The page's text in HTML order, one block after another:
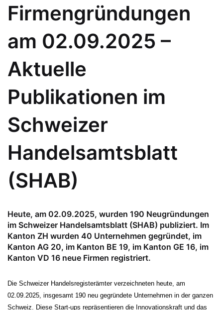
Firmengründungen
am 02.09.2025 –
Aktuelle
Publikationen im
Schweizer
Handelsamtsblatt
(SHAB)
Heute, am 02.09.2025, wurden 190 Neugründungen
im Schweizer Handelsamtsblatt (SHAB) publiziert. Im
Kanton ZH wurden 40 Unternehmen gegründet, im
Kanton AG 20, im Kanton BE 19, im Kanton GE 16, im
Kanton VD 16 neue Firmen registriert.
Die Schweizer Handelsregisterämter verzeichneten heute, am
02.09.2025, insgesamt 190 neu gegründete Unternehmen in der ganzen
Schweiz. Diese Start-ups repräsentieren die Innovationskraft und das